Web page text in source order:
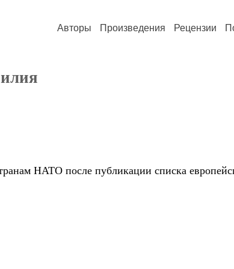
Авторы Произведения Рецензии
НАТО после публикации списка